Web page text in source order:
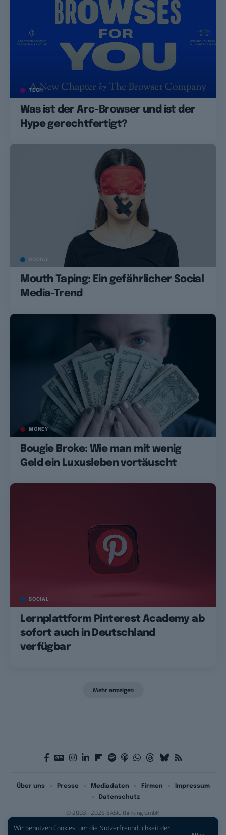
Wir benutzen Cookies, um die Nutzerfreundlichkeit der
TECH
Was ist der Arc-Browser und ist der
Hype gerechtfertigt?
SOCIAL
Mouth Taping: Ein gefährlicher Social
Media-Trend
MONEY
Bougie Broke: Wie man mit wenig
Geld ein Luxusleben vortäuscht
SOCIAL
Lernplattform Pinterest Academy ab
sofort auch in Deutschland
verfügbar
Mehr anzeigen
© 2003 - 2026 BASIC thinking GmbH
Über uns Presse Mediadaten Firmen
Impressum
Datenschutz